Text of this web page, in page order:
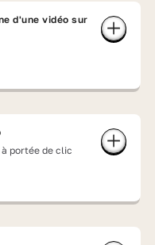
d'une vidéo sur
portée de clic